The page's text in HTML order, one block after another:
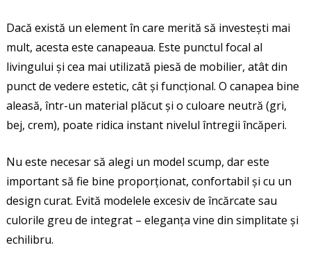
Dacă există un element în care merită să investești mai
mult, acesta este canapeaua. Este punctul focal al
livingului și cea mai utilizată piesă de mobilier, atât din
punct de vedere estetic, cât și funcțional. O canapea bine
aleasă, într-un material plăcut și o culoare neutră (gri,
bej, crem), poate ridica instant nivelul întregii încăperi.
Nu este necesar să alegi un model scump, dar este
important să fie bine proporționat, confortabil și cu un
design curat. Evită modelele excesiv de încărcate sau
culorile greu de integrat – eleganța vine din simplitate și
echilibru.